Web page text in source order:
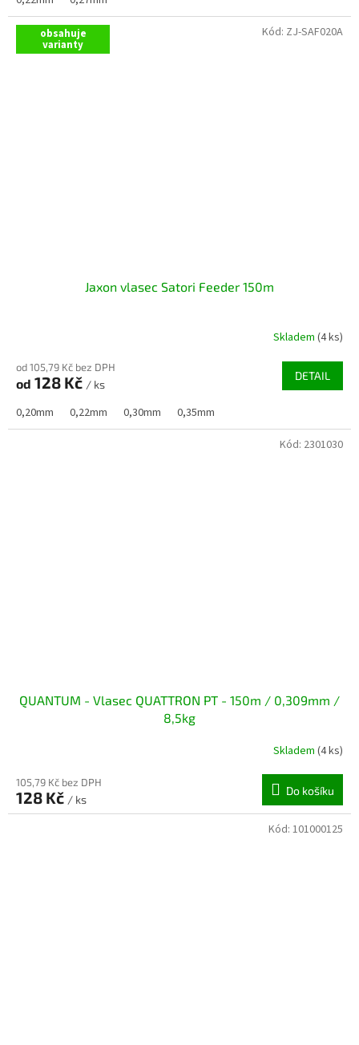
obsahuje
varianty
Jaxon vlasec Satori Feeder 150m
Skladem (4 ks)
od 105,79 Kč bez DPH
od 128 Kč / ks
DETAIL
0,20mm 0,22mm 0,30mm 0,35mm
Kód: ZJ-SAF020A
QUANTUM - Vlasec QUATTRON PT - 150m / 0,309mm /
8,5kg
Skladem (4 ks)
105,79 Kč bez DPH
128 Kč / ks
Do košíku
Kód: 2301030
Kód: 101000125